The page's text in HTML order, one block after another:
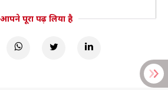
आपने पूरा पढ़ लिया है